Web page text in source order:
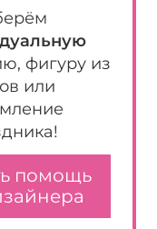
фигуру из
или
помощь